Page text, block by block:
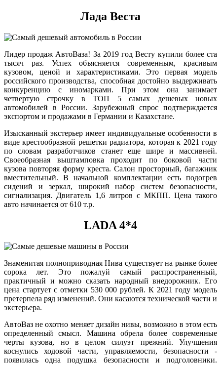
Лада Веста
Лидер продаж АвтоВаза! За 2019 год Весту купили более ста
тысяч раз. Успех объясняется современным, красивым
кузовом, ценой и характеристиками. Это первая модель
российского производства, способная достойно выдерживать
конкуренцию с иномарками. При этом она занимает
четвертую строчку в ТОП 5 самых дешевых новых
автомобилей в России. Зарубежный спрос подтверждается
экспортом и продажами в Германии и Казахстане.
Изысканный экстерьер имеет индивидуальные особенности в
виде крестообразной решетки радиатора, которая к 2021 году
по словам разработчиков станет еще шире и массивней.
Своеобразная выштамповка проходит по боковой части
кузова повторяя форму креста. Салон просторный, багажник
вместительный. В начальной комплектации есть подогрев
сидений и зеркал, широкий набор систем безопасности,
сигнализация. Двигатель 1,6 литров с МКПП. Цена такого
авто начинается от 610 т.р.
LADA 4*4
Знаменитая полноприводная Нива существует на рынке более
сорока лет. Это пожалуй самый распространенный,
практичный и можно сказать народный внедорожник. Его
цена стартует с отметки 530 000 рублей. К 2021 году модель
претерпела ряд изменений. Они касаются технической части и
экстерьера.
АвтоВаз не охотно меняет дизайн нивы, возможно в этом есть
определенный смысл. Машина обрела более современные
черты кузова, но в целом силуэт прежний. Улучшения
коснулись ходовой части, управляемости, безопасности -
появилась одна подушка безопасности и подголовники.